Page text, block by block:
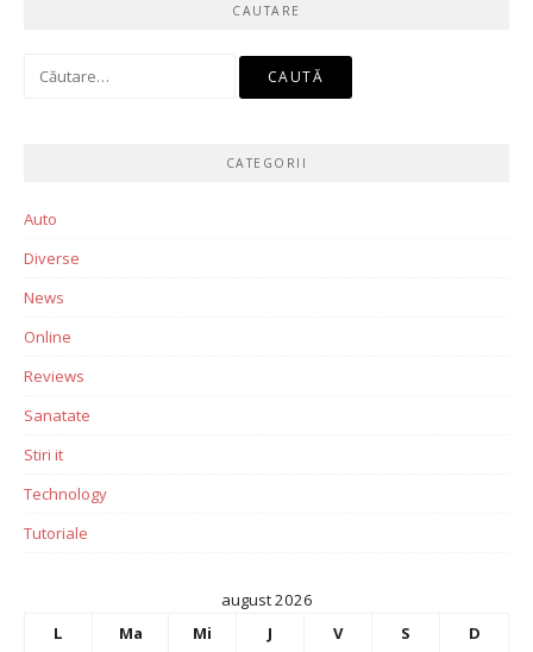
CAUTARE
Caută
CATEGORII
Auto
Diverse
News
Online
Reviews
Sanatate
Stiri it
Technology
Tutoriale
august 2026
L
Ma Mi J V S
D